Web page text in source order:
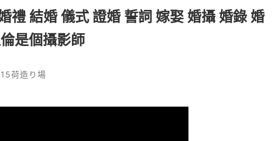
結婚 儀式 證婚 誓詞 嫁娶 婚攝 婚錄 婚
是個攝影師
荷造り場